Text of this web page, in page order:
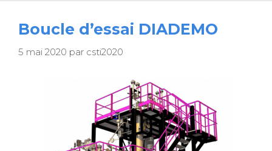
Boucle d’essai DIADEMO
5 mai 2020 par csti2020